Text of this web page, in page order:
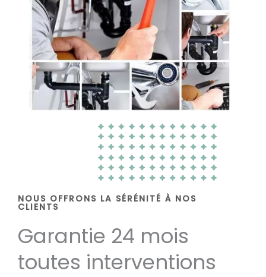
NOUS OFFRONS LA SÉRÉNITÉ À NOS
CLIENTS
Garantie 24 mois
toutes interventions